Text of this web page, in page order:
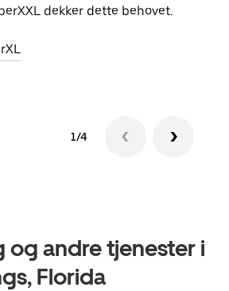
dekker dette behovet.
1/4
og andre tjenester i
Florida